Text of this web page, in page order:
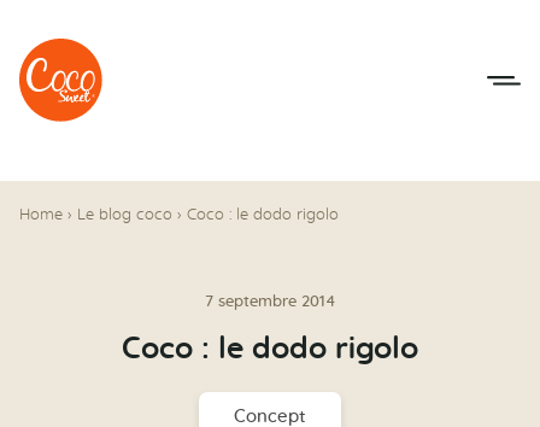
Aller au menu
Aller au contenu
Home › Le blog coco › Coco : le dodo rigolo
7 septembre 2014
Coco : le dodo rigolo
Concept